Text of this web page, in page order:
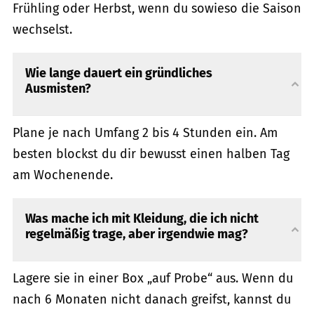
Frühling oder Herbst, wenn du sowieso die Saison
wechselst.
Wie lange dauert ein gründliches
Ausmisten?
Plane je nach Umfang 2 bis 4 Stunden ein. Am
besten blockst du dir bewusst einen halben Tag
am Wochenende.
Was mache ich mit Kleidung, die ich nicht
regelmäßig trage, aber irgendwie mag?
Lagere sie in einer Box „auf Probe“ aus. Wenn du
nach 6 Monaten nicht danach greifst, kannst du